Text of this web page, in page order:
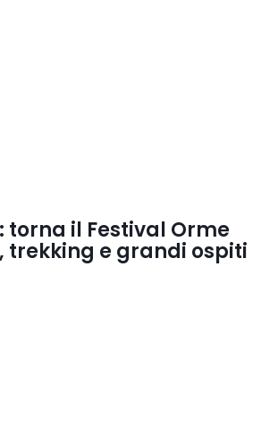
torna il Festival Orme
e grandi ospiti